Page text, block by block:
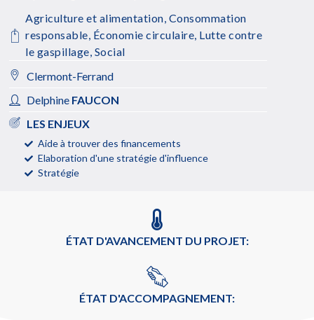
Agriculture et alimentation, Consommation
responsable, Économie circulaire, Lutte contre
le gaspillage, Social
Clermont-Ferrand
Delphine FAUCON
LES ENJEUX
Aide à trouver des financements
Elaboration d'une stratégie d'influence
Stratégie
ÉTAT D'AVANCEMENT DU PROJET:
ÉTAT D'ACCOMPAGNEMENT: